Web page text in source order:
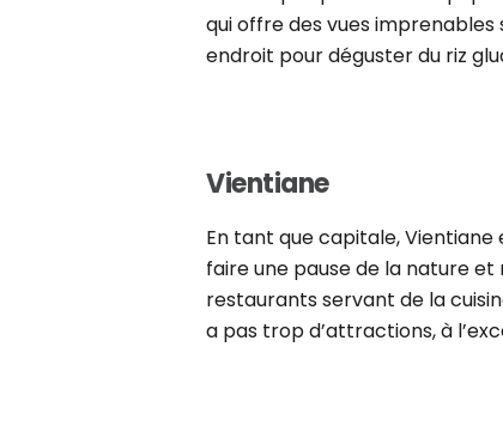
qui offre des vues
endroit pour déguster du riz
Vientiane
En tant que capitale, Vientiane
faire une pause de la nature
restaurants servant de la
a pas trop d’attractions, à